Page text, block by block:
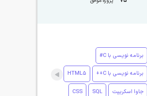
برنامه نویسی با C#
برنامه نویسی با C++ HTML5
جاوا اسکریپت SQL
CSS